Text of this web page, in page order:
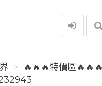
🔥🔥🔥特價區🔥🔥🔥